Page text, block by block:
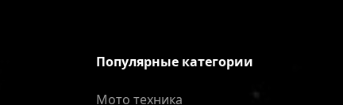
Популярные категории
Мото техника